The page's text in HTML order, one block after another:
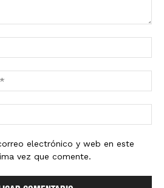
electrónico y web en este
vez que comente.